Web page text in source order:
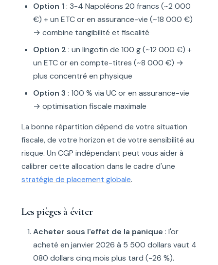
Option 1 : 3-4 Napoléons 20 francs (~2 000
€) + un ETC or en assurance-vie (~18 000 €)
→ combine tangibilité et fiscalité
Option 2 : un lingotin de 100 g (~12 000 €) +
un ETC or en compte-titres (~8 000 €) →
plus concentré en physique
Option 3 : 100 % via UC or en assurance-vie
→ optimisation fiscale maximale
La bonne répartition dépend de votre situation
fiscale, de votre horizon et de votre sensibilité au
risque. Un CGP indépendant peut vous aider à
calibrer cette allocation dans le cadre d'une
stratégie de placement globale.
Les pièges à éviter
Acheter sous l'effet de la panique : l'or
acheté en janvier 2026 à 5 500 dollars vaut 4
080 dollars cinq mois plus tard (-26 %).